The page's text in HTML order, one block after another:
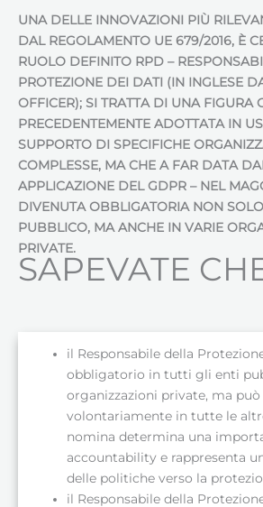
UNA DELLE INNOVAZIONI PIÙ
DAL REGOLAMENTO UE 679/2016, È
RUOLO DEFINITO RPD –
PROTEZIONE DEI DATI (IN INGLESE
OFFICER); SI TRATTA DI UNA FIGURA
PRECEDENTEMENTE ADOTTATA IN
SUPPORTO DI SPECIFICHE
COMPLESSE, MA CHE A FAR DATA
APPLICAZIONE DEL GDPR – NEL
DIVENUTA OBBLIGATORIA NON
PUBBLICO, MA ANCHE IN VARIE
PRIVATE.
SAPEVATE
il Responsabile della
obbligatorio in tutti gli enti
organizzazioni private, ma
volontariamente in tutte le
nomina determina una
accountability e rappresenta
delle politiche verso la
il Responsabile della